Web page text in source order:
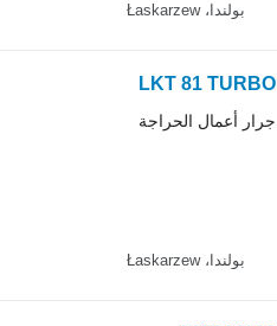
بولندا، Łaskarzew
LKT 81 TURBO
جرار أعمال الحراجة
بولندا، Łaskarzew